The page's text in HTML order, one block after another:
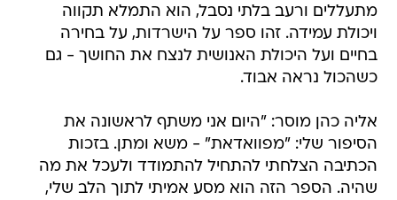
מתעללים ורעב בלתי נסבל, הוא התמלא תקווה
ויכולת עמידה. זהו ספר על הישרדות, על בחירה
בחיים ועל היכולת האנושית לנצח את החושך - גם
כשהכול נראה אבוד.
אליה כהן מוסר: "היום אני משתף לראשונה את
הסיפור שלי: "מפוואדאת" - משא ומתן. בזכות
הכתיבה הצלחתי להתחיל להתמודד ולעכל את מה
שהיה. הספר הזה הוא מסע אמיתי לתוך הלב שלי,